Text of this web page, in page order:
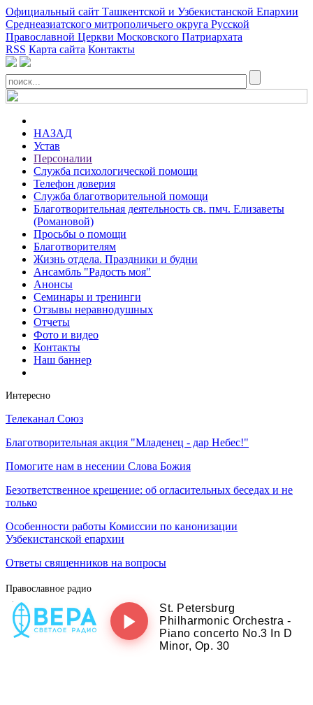
Официальный сайт Ташкентской и Узбекистанской Епархии
Среднеазиатского митрополичьего округа Русской
Православной Церкви Московского Патриархата
RSS Карта сайта Контакты
НАЗАД
Устав
Персоналии
Служба психологической помощи
Телефон доверия
Служба благотворительной помощи
Благотворительная деятельность св. пмч. Елизаветы
(Романовой)
Просьбы о помощи
Благотворителям
Жизнь отдела. Праздники и будни
Ансамбль "Радость моя"
Анонсы
Семинары и тренинги
Отзывы неравнодушных
Отчеты
Фото и видео
Контакты
Наш баннер
Интересно
Телеканал Союз
Благотворительная акция "Младенец - дар Небес!"
Помогите нам в несении Слова Божия
Безответственное крещение: об огласительных беседах и не
только
Особенности работы Комиссии по канонизации
Узбекистанской епархии
Ответы священников на вопросы
Православное радио